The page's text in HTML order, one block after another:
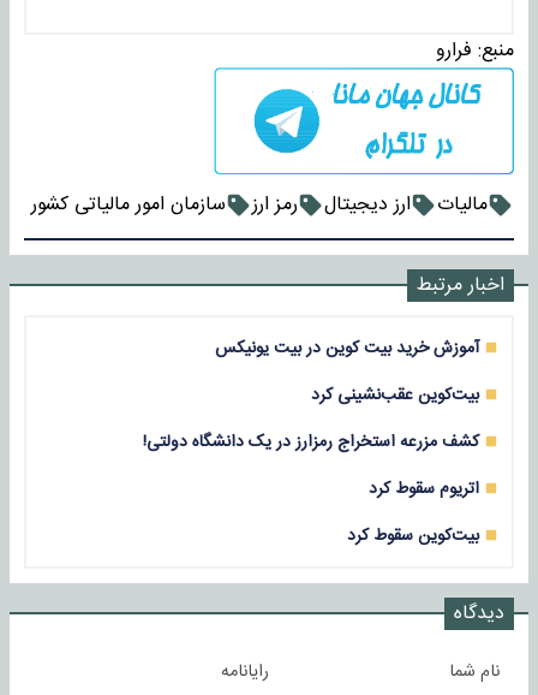
منبع: فرارو
مالیات ارز دیجیتال رمز ارز سازمان امور مالیاتی کشور
اخبار مرتبط
آموزش خرید بیت کوین در بیت یونیکس
بیت‌کوین عقب‌نشینی کرد
کشف مزرعه استخراج رمزارز در یک دانشگاه دولتی!
اتریوم سقوط کرد
بیت‌کوین سقوط کرد
دیدگاه
نام شما رایانامه